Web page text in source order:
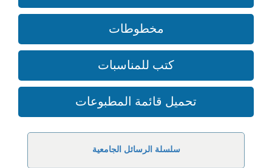
مخطوطات
كتب للمناسبات
تحميل قائمة المطبوعات
سلسلة الرسائل الجامعية